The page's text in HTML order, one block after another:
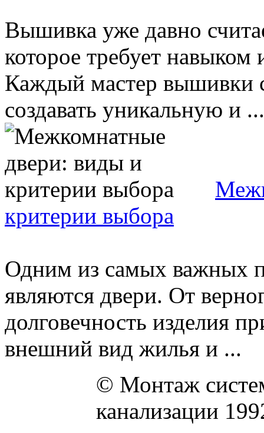
Вышивка уже давно
которое требует
Каждый мастер вышивки
создавать уникальную и ...
критерии выбора
Одним из самых важных
являются двери. От
долговечность изделия
внешний вид жилья и ...
© Монтаж
канализации